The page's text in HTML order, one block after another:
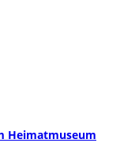
Heimatmuseum